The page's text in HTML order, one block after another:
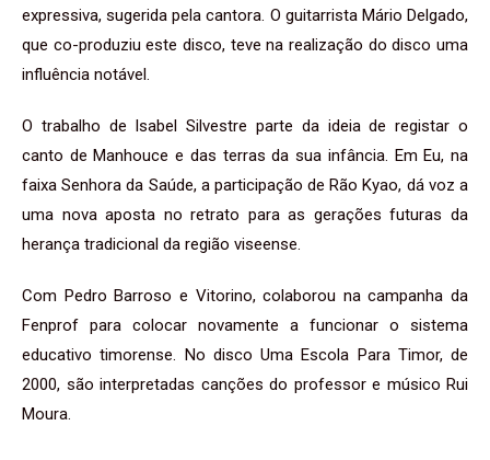
expressiva, sugerida pela cantora. O guitarrista Mário Delgado,
que co-produziu este disco, teve na realização do disco uma
influência notável.
O trabalho de Isabel Silvestre parte da ideia de registar o
canto de Manhouce e das terras da sua infância. Em Eu, na
faixa Senhora da Saúde, a participação de Rão Kyao, dá voz a
uma nova aposta no retrato para as gerações futuras da
herança tradicional da região viseense.
Com Pedro Barroso e Vitorino, colaborou na campanha da
Fenprof para colocar novamente a funcionar o sistema
educativo timorense. No disco Uma Escola Para Timor, de
2000, são interpretadas canções do professor e músico Rui
Moura.